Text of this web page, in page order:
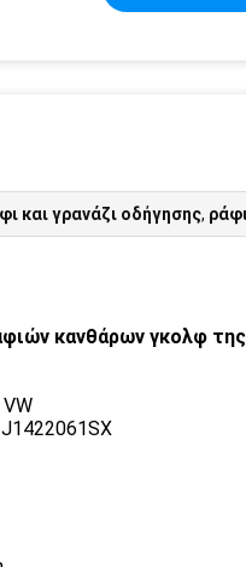
και γρανάζι οδήγησης,
κανθάρων γκολφ